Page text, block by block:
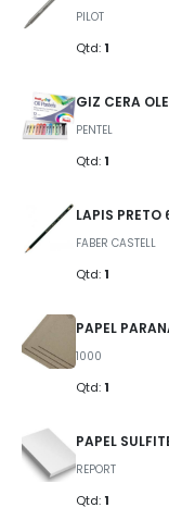
PILOT
Qtd: 1
GIZ CERA
PENTEL
Qtd: 1
LAPIS PRETO
FABER CASTELL
Qtd: 1
PAPEL
1000
Qtd: 1
PAPEL
REPORT
Qtd: 1